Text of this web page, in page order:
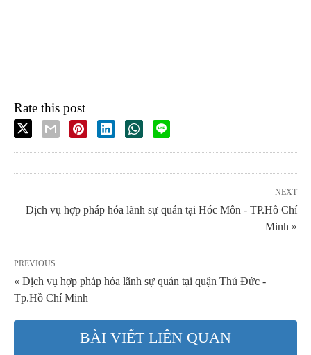
Rate this post
NEXT
Dịch vụ hợp pháp hóa lãnh sự quán tại Hóc Môn - TP.Hồ Chí
Minh »
PREVIOUS
« Dịch vụ hợp pháp hóa lãnh sự quán tại quận Thủ Đức -
Tp.Hồ Chí Minh
BÀI VIẾT LIÊN QUAN